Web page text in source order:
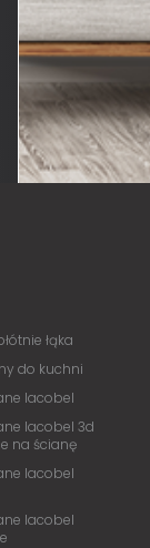
łąka
do kuchni
lacobel
lacobel 3d
na ścianę
lacobel
lacobel